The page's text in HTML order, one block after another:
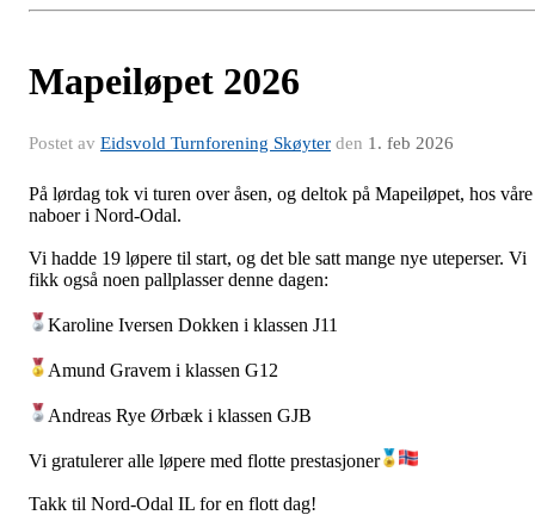
Mapeiløpet 2026
Postet av Eidsvold Turnforening Skøyter den 1. feb 2026
På lørdag tok vi turen over åsen, og deltok på Mapeiløpet, hos våre
naboer i Nord-Odal.
Vi hadde 19 løpere til start, og det ble satt mange nye uteperser. Vi
fikk også noen pallplasser denne dagen:
Karoline Iversen Dokken i klassen J11
Amund Gravem i klassen G12
Andreas Rye Ørbæk i klassen GJB
Vi gratulerer alle løpere med flotte prestasjoner
Takk til Nord-Odal IL for en flott dag!